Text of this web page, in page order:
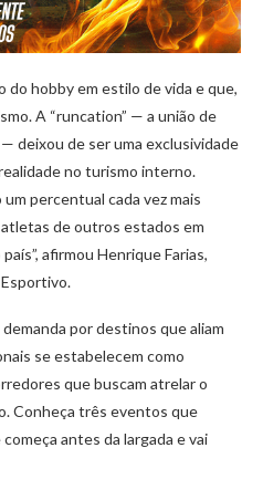
hobby em estilo de vida e que,
A “runcation” — a união de
deixou de ser uma exclusividade
no turismo interno.
percentual cada vez mais
de outros estados em
afirmou Henrique Farias,
por destinos que aliam
se estabelecem como
que buscam atrelar o
Conheça três eventos que
antes da largada e vai